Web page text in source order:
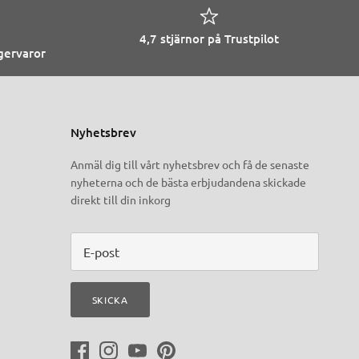
4,7 stjärnor på Trustpilot
Nyhetsbrev
Anmäl dig till vårt nyhetsbrev och få de senaste
nyheterna och de bästa erbjudandena skickade
direkt till din inkorg
SKICKA